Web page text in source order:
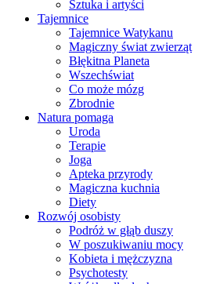
Sztuka i artyści
Tajemnice
Tajemnice Watykanu
Magiczny świat zwierząt
Błękitna Planeta
Wszechświat
Co może mózg
Zbrodnie
Natura pomaga
Uroda
Terapie
Joga
Apteka przyrody
Magiczna kuchnia
Diety
Rozwój osobisty
Podróż w głąb duszy
W poszukiwaniu mocy
Kobieta i mężczyzna
Psychotesty